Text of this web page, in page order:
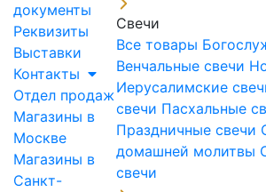
документы
Реквизиты
Выставки
Контакты
Отдел продаж
Магазины в
Москве
Магазины в
Санкт-
Свечи
Все товары
Венчальные свечи
Иерусалимские
свечи Пасхальные
Праздничные свечи
домашней молитвы
свечи